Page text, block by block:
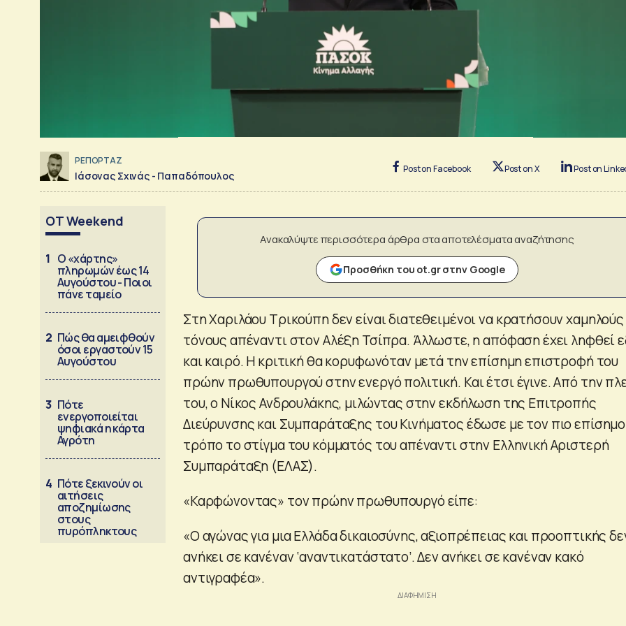
ΡΕΠΟΡΤΑΖ
Ιάσονας Σχινάς - Παπαδόπουλος
Post on Facebook Post on X Post on
OT Weekend
1 Ο «χάρτης»
πληρωμών έως 14
Αυγούστου - Ποιοι
πάνε ταμείο
2 Πώς θα αμειφθούν
όσοι εργαστούν 15
Αυγούστου
3 Πότε
ενεργοποιείται
ψηφιακά η κάρτα
Αγρότη
4 Πότε ξεκινούν οι
αιτήσεις
αποζημίωσης
στους
πυρόπληκτους
Ανακαλύψτε περισσότερα άρθρα στα αποτελέσματα αναζήτησης
Προσθήκη του ot.gr στην Google
Στη Χαριλάου Τρικούπη δεν είναι διατεθειμένοι να κρατήσουν χαμηλούς
τόνους απέναντι στον Αλέξη Τσίπρα. Άλλωστε, η απόφαση έχει ληφθεί
και καιρό. Η κριτική θα κορυφωνόταν μετά την επίσημη επιστροφή του
πρώην πρωθυπουργού στην ενεργό πολιτική. Και έτσι έγινε. Από την
του, ο Νίκος Ανδρουλάκης, μιλώντας στην εκδήλωση της Επιτροπής
Διεύρυνσης και Συμπαράταξης του Κινήματος έδωσε με τον πιο επίσημο
τρόπο το στίγμα του κόμματός του απέναντι στην Ελληνική Αριστερή
Συμπαράταξη (ΕΛΑΣ).
«Καρφώνοντας» τον πρώην πρωθυπουργό είπε:
«Ο αγώνας για μια Ελλάδα δικαιοσύνης, αξιοπρέπειας και προοπτικής
ανήκει σε κανέναν ‘αναντικατάστατο’. Δεν ανήκει σε κανέναν κακό
αντιγραφέα».